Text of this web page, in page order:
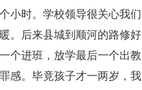
小时。学校领导很关心我们
。后来县城到顺河的路修好
个进班，放学最后一个出教
感。毕竟孩子才一两岁，我